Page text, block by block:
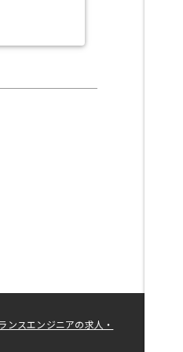
ンスエンジニアの求人・